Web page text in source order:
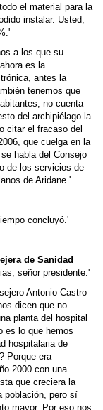
el material para la
instalar. Usted,
a los que su
es la
antes la
tenemos que
no cuenta
del archipiélago la
citar el fracaso del
que cuelga en la
habla del Consejo
de los servicios de
de Aridane.'
concluyó.'
de Sanidad
señor presidente.'
Antonio Castro
dicen que no
planta del hospital
es lo que hemos
hospitalaria de
Porque era
2000 con una
que creciera la
población, pero sí
mayor. Por eso nos